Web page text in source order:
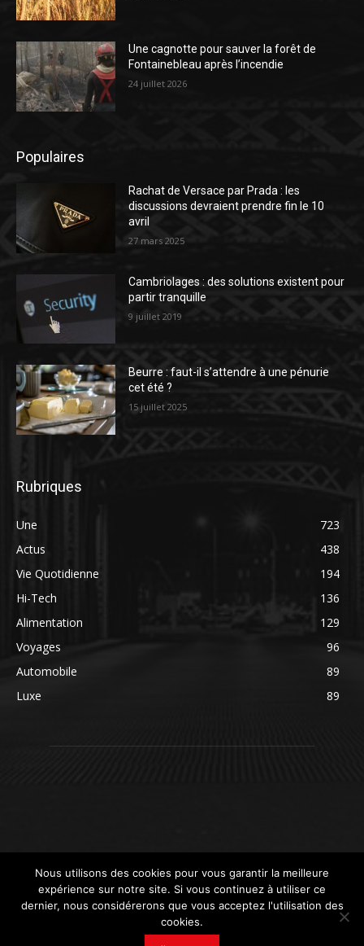
Une cagnotte pour sauver la forêt de
Fontainebleau après l’incendie
24 juillet 2026
Populaires
Rachat de Versace par Prada : les
discussions devraient prendre fin le 10
avril
27 mars 2025
Cambriolages : des solutions existent pour
partir tranquille
9 juillet 2019
Beurre : faut-il s’attendre à une pénurie
cet été ?
15 juillet 2025
Rubriques
Une
723
Actus
438
Vie Quotidienne
194
Hi-Tech
136
Alimentation
129
Voyages
96
Automobile
89
Luxe
89
Nous utilisons des cookies pour vous garantir la meilleure
expérience sur notre site. Si vous continuez à utiliser ce
dernier, nous considérerons que vous acceptez l'utilisation des
cookies.